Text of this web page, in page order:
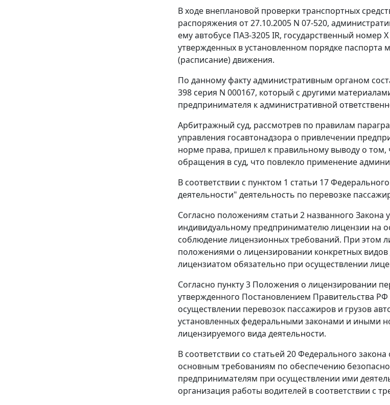
В ходе внеплановой проверки транспортных
распоряжения от 27.10.2005 N 07-520,
ему автобусе ПАЗ-3205 IR, государственный номер
утвержденных в установленном порядке паспорта
(расписание) движения.
По данному факту административным органом
398 серия N 000167, который с другими
предпринимателя к административной
Арбитражный суд, рассмотрев по правилам
управления госавтонадзора о привлечении
норме права, пришел к правильному выводу о том,
обращения в суд, что повлекло применение
В соответствии с пунктом 1 статьи 17
деятельности" деятельность по перевозке
Согласно положениям статьи 2 названного
индивидуальному предпринимателю лицензии на
соблюдение лицензионных требований. При этом
положениями о лицензировании конкретных
лицензиатом обязательно при осуществлении
Согласно пункту 3 Положения о лицензировании
утвержденного Постановлением Правительства
осуществлении перевозок пассажиров и грузов
установленных федеральными законами и иными
лицензируемого вида деятельности.
В соответствии со статьей 20Федерального
основным требованиям по обеспечению
предпринимателям при осуществлении ими
организация работы водителей в соответствии с